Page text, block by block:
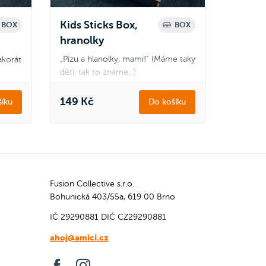
BOX
Kids Sticks Box,
hranolky
BOX
„Pizu a hlanolky, mami!” (Máme taky
děti, tak to známe...)
šunkové Sticks a hranolky. Snadno
se jí, aniž by odpadávaly suroviny
149 Kč Do košíku
Fusion Collective s.r.o.
Bohunická 403/55a, 619 00 Brno
IČ 29290881 DIČ CZ29290881
ahoj@amici.cz